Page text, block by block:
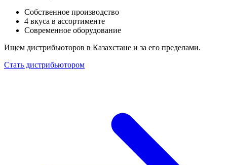
Собственное производство
4 вкуса в ассортименте
Современное оборудование
Ищем дистрибьюторов в Казахстане и за его пределами.
Стать дистрибьютором